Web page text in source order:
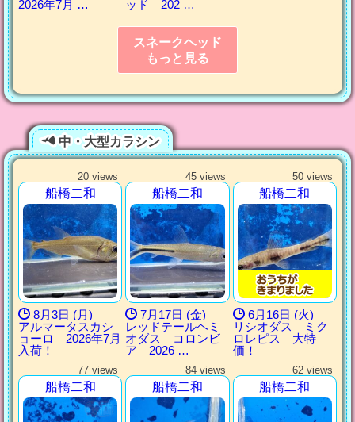
2026年7月 …
ッド 202 …
スネークヘッド
もっと見る
中・大型カラシン
20 views
船橋二和
8月3日 (月)
アルマータスカシ
ョーロ 2026年7月
入荷！
45 views
船橋二和
7月17日 (金)
レッドテールヘミ
オダス コロンビ
ア 2026 …
50 views
船橋二和
6月16日 (火)
リシオダス ミク
ロレピス 大特
価！
77 views
船橋二和
84 views
船橋二和
62 views
船橋二和